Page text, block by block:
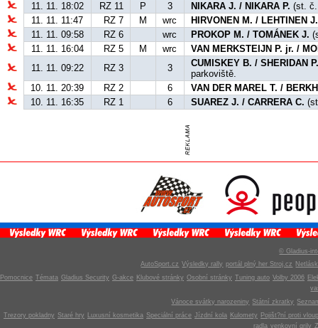
11. 11. 18:02
RZ 11 P 3 NIKARA J. / NIKARA P. (st.
11. 11. 11:47
RZ 7 M wrc
HIRVONEN M. / LEHTINEN J.
11. 11. 09:58
RZ 6 wrc PROKOP M. / TOMÁNEK J.
11. 11. 16:04
RZ 5 M wrc
VAN MERKSTEIJN P. jr. /
11. 11. 09:22
RZ 3 3
CUMISKEY B. / SHERIDAN
parkoviště.
10. 11. 20:39
RZ 2 6
VAN DER MAREL T. /
10. 11. 16:35
RZ 1 6 SUAREZ J. / CARRERA C.
© Gladius-
AutoSport.cz Výsledky rally portál plný her Stroj.cz
Pomocnice Témata Gladius Security G-akce Klubové stránky Osobní stránky Tuning auto Volby 2006
Vánoce svátky narozeniny Státní zkratky
Trezory pokladny Staré hry Luxusní kosmetika Speciální práce Jízdní kola Kulomety
Pojišt?ní proti
radla venkovní grily